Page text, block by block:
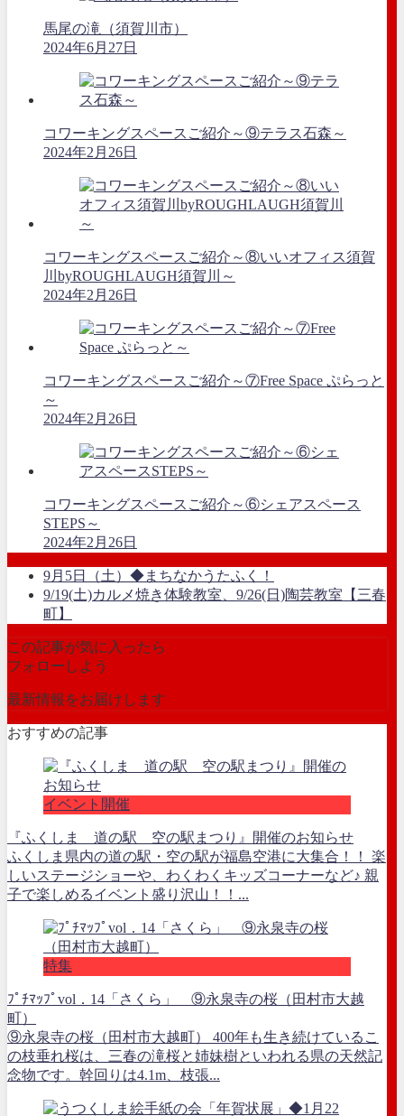
馬尾の滝（須賀川市）
2024年6月27日
コワーキングスペースご紹介～⑨テラス石森～
2024年2月26日
コワーキングスペースご紹介～⑧いいオフィス須賀
川byROUGHLAUGH須賀川～
2024年2月26日
コワーキングスペースご紹介～⑦Free Space ぷらっと
～
2024年2月26日
コワーキングスペースご紹介～⑥シェアスペース
STEPS～
2024年2月26日
9月5日（土）◆まちなかうたふく！
9/19(土)カルメ焼き体験教室、9/26(日)陶芸教室【三春
町】
この記事が気に入ったら
フォローしよう
最新情報をお届けします
おすすめの記事
イベント開催
『ふくしま 道の駅 空の駅まつり』開催のお知らせ
ふくしま県内の道の駅・空の駅が福島空港に大集合！！ 楽
しいステージショーや、わくわくキッズコーナーなど♪ 親
子で楽しめるイベント盛り沢山！！...
特集
ﾌﾟﾁﾏｯﾌﾟvol．14「さくら」 ⑨永泉寺の桜（田村市大越
町）
⑨永泉寺の桜（田村市大越町） 400年も生き続けているこ
の枝垂れ桜は、三春の滝桜と姉妹樹といわれる県の天然記
念物です。幹回りは4.1m、枝張...